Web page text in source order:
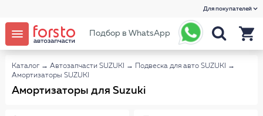
Для покупателей
Подбор в WhatsApp
Каталог → Автозапчасти SUZUKI → Подвеска для авто SUZUKI
→
Амортизаторы SUZUKI
Амортизаторы для Suzuki